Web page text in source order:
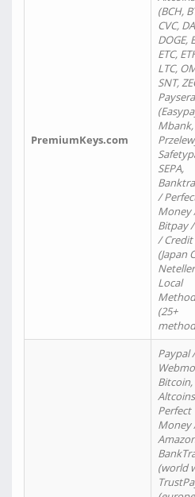
PremiumKeys.com
(BCH,
CVC,
DOGE,
ETC,
LTC,
SNT,
Paysera
Mbank,
SEPA,
/
Money
Bitpay
/ Credit
(Japan
Local
(25+
Paypal /
Bitcoin,
Perfect
Money
(world